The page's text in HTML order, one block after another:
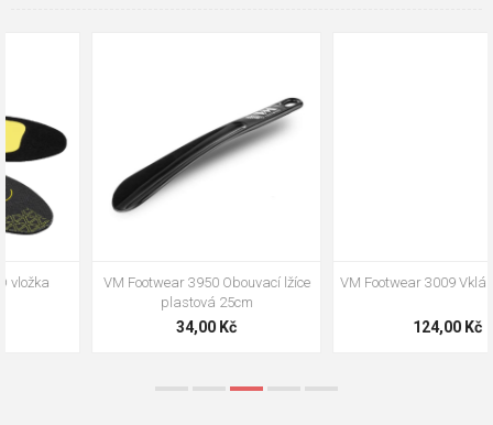
VM Footwear 3009 Vkládací stélka
VM Footwear 3102 Tkaničky